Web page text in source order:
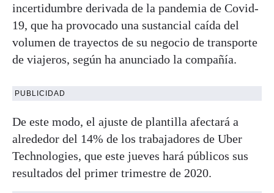
incertidumbre derivada de la pandemia de Covid-
19, que ha provocado una sustancial caída del
volumen de trayectos de su negocio de transporte
de viajeros, según ha anunciado la compañía.
PUBLICIDAD
De este modo, el ajuste de plantilla afectará a
alrededor del 14% de los trabajadores de Uber
Technologies, que este jueves hará públicos sus
resultados del primer trimestre de 2020.